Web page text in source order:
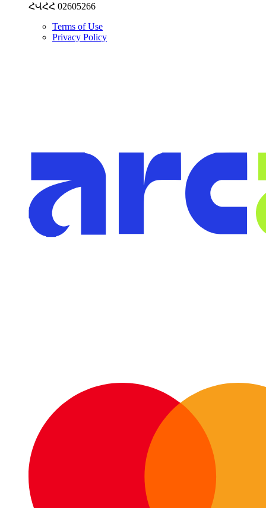
ՀՎՀՀ 02605266
Terms of Use
Privacy Policy